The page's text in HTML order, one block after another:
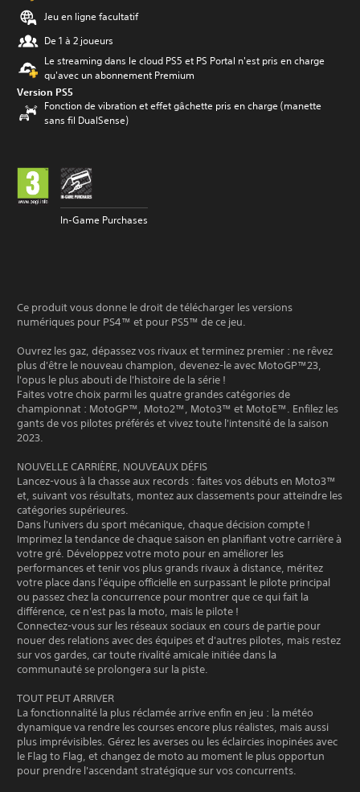
Jeu en ligne facultatif
De 1 à 2 joueurs
Le streaming dans le cloud PS5 et PS Portal n'est pris en charge
qu'avec un abonnement Premium
Version PS5
Fonction de vibration et effet gâchette pris en charge (manette
sans fil DualSense)
In-Game Purchases
Ce produit vous donne le droit de télécharger les versions
numériques pour PS4™ et pour PS5™ de ce jeu.
Ouvrez les gaz, dépassez vos rivaux et terminez premier : ne rêvez
plus d'être le nouveau champion, devenez-le avec MotoGP™23,
l'opus le plus abouti de l'histoire de la série !
Faites votre choix parmi les quatre grandes catégories de
championnat : MotoGP™, Moto2™, Moto3™ et MotoE™. Enfilez les
gants de vos pilotes préférés et vivez toute l'intensité de la saison
2023.
NOUVELLE CARRIÈRE, NOUVEAUX DÉFIS
Lancez-vous à la chasse aux records : faites vos débuts en Moto3™
et, suivant vos résultats, montez aux classements pour atteindre les
catégories supérieures.
Dans l'univers du sport mécanique, chaque décision compte !
Imprimez la tendance de chaque saison en planifiant votre carrière à
votre gré. Développez votre moto pour en améliorer les
performances et tenir vos plus grands rivaux à distance, méritez
votre place dans l'équipe officielle en surpassant le pilote principal
ou passez chez la concurrence pour montrer que ce qui fait la
différence, ce n'est pas la moto, mais le pilote !
Connectez-vous sur les réseaux sociaux en cours de partie pour
nouer des relations avec des équipes et d'autres pilotes, mais restez
sur vos gardes, car toute rivalité amicale initiée dans la
communauté se prolongera sur la piste.
TOUT PEUT ARRIVER
La fonctionnalité la plus réclamée arrive enfin en jeu : la météo
dynamique va rendre les courses encore plus réalistes, mais aussi
plus imprévisibles. Gérez les averses ou les éclaircies inopinées avec
le Flag to Flag, et changez de moto au moment le plus opportun
pour prendre l'ascendant stratégique sur vos concurrents.